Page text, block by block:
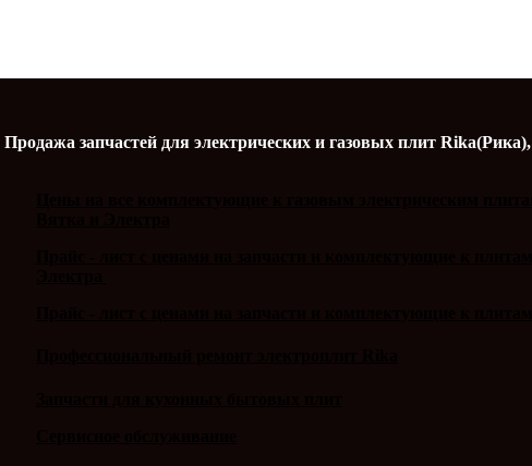
Продажа запчастей для электрических и газовых плит Rika(Рика),